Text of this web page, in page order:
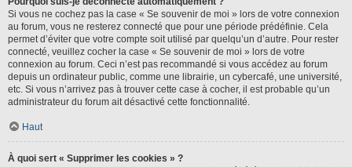
Si vous ne cochez pas la case « Se souvenir de moi » lors de votre connexion
au forum, vous ne resterez connecté que pour une période prédéfinie. Cela
permet d’éviter que votre compte soit utilisé par quelqu’un d’autre. Pour rester
connecté, veuillez cocher la case « Se souvenir de moi » lors de votre
connexion au forum. Ceci n’est pas recommandé si vous accédez au forum
depuis un ordinateur public, comme une librairie, un cybercafé, une université,
etc. Si vous n’arrivez pas à trouver cette case à cocher, il est probable qu’un
administrateur du forum ait désactivé cette fonctionnalité.
Haut
À quoi sert « Supprimer les cookies » ?